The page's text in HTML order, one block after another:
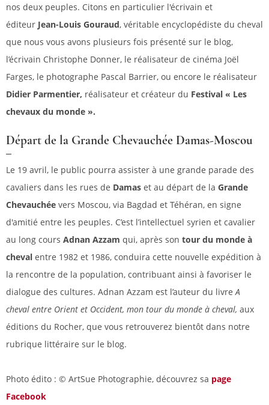
nos deux peuples. Citons en particulier l'écrivain et
éditeur Jean-Louis Gouraud, véritable encyclopédiste du cheval
que nous vous avons plusieurs fois présenté sur le blog,
l’écrivain Christophe Donner, le réalisateur de cinéma Joël
Farges, le photographe Pascal Barrier, ou encore le réalisateur
Didier Parmentier, réalisateur et créateur du Festival « Les
chevaux du monde ».
Départ de la Grande Chevauchée Damas-Moscou
Le 19 avril, le public pourra assister à une grande parade des
cavaliers dans les rues de Damas et au départ de la Grande
Chevauchée vers Moscou, via Bagdad et Téhéran, en signe
d'amitié entre les peuples. C’est l’intellectuel syrien et cavalier
au long cours Adnan Azzam qui, après son tour du monde à
cheval entre 1982 et 1986, conduira cette nouvelle expédition à
la rencontre de la population, contribuant ainsi à favoriser le
dialogue des cultures. Adnan Azzam est l’auteur du livreA
cheval entre Orient et Occident, mon tour du monde à cheval, aux
éditions du Rocher, que vous retrouverez bientôt dans notre
rubrique littéraire sur le blog.
Photo édito : © ArtSue Photographie, découvrez sa page
Facebook